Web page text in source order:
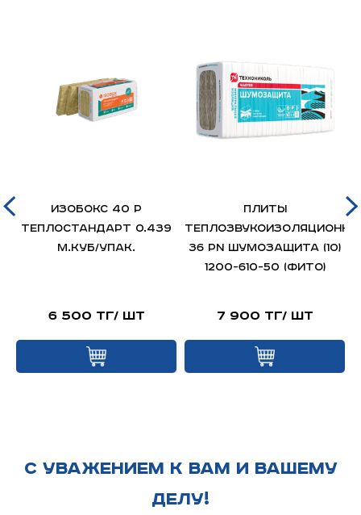
ИЗОБОКС 40 P
Теплостандарт 0.439
м.куб/упак.
6 500 тг/ шт
Плиты
36 PN Шумозащита (10)
1200-610-50 (ФИТО)
7 900 тг/ шт
С УВАЖЕНИЕМ К ВАМ И ВАШЕМУ
ДЕЛУ!